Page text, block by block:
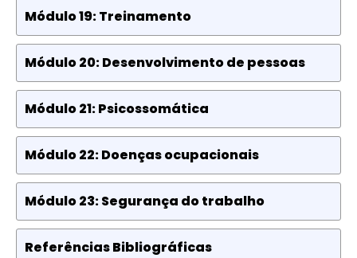
Módulo 19: Treinamento
Módulo 20: Desenvolvimento de pessoas
Módulo 21: Psicossomática
Módulo 22: Doenças ocupacionais
Módulo 23: Segurança do trabalho
Referências Bibliográficas